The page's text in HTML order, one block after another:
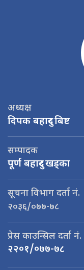
अध्यक्ष
दिपक बहादुर बिष्ट
सम्पादक
पूर्ण बहादुर खड्का
सूचना विभाग दर्ता नं.
२०३६/०७७-७८
प्रेस काउन्सिल दर्ता नं.
२२०१/०७७-७८